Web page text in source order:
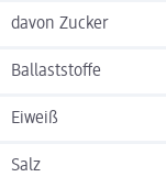
davon Zucker
Ballaststoffe
Eiweiß
Salz